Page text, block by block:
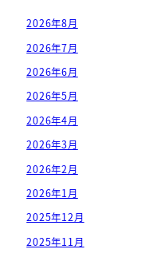
2026年8月
2026年7月
2026年6月
2026年5月
2026年4月
2026年3月
2026年2月
2026年1月
2025年12月
2025年11月